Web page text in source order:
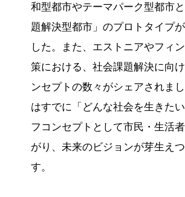
和型都市やテーマパーク型都市
題解決型都市」のプロトタイプ
した。また、エストニアやフィ
策における、社会課題解決に向
ンセプトの数々がシェアされま
はすでに「どんな社会を生きた
フコンセプトとして市民・生活
がり、未来のビジョンが芽生え
す。